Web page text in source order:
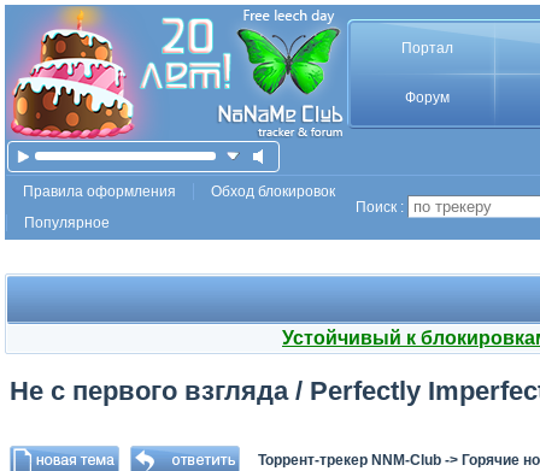
Портал
Форум
Правила оформления
Обход блокировок
Популярное
Поиск :
Устойчивый к
Не с первого взгляда / Perfectly
Торрент-трекер NNM-Club -> Горячие